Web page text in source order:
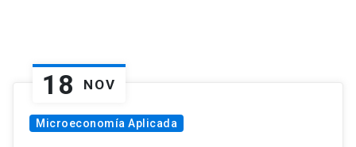
18 NOV
Microeconomía Aplicada